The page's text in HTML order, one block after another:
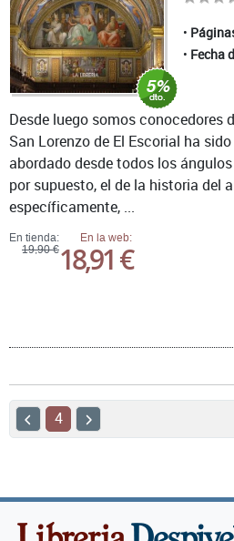
Fecha
En tienda:
19,90 €
En la web:
18,91 €
Desde luego somos conocedores
San Lorenzo de El Escorial ha
abordado desde todos los
por supuesto, el de la historia del
específicamente, ...
4